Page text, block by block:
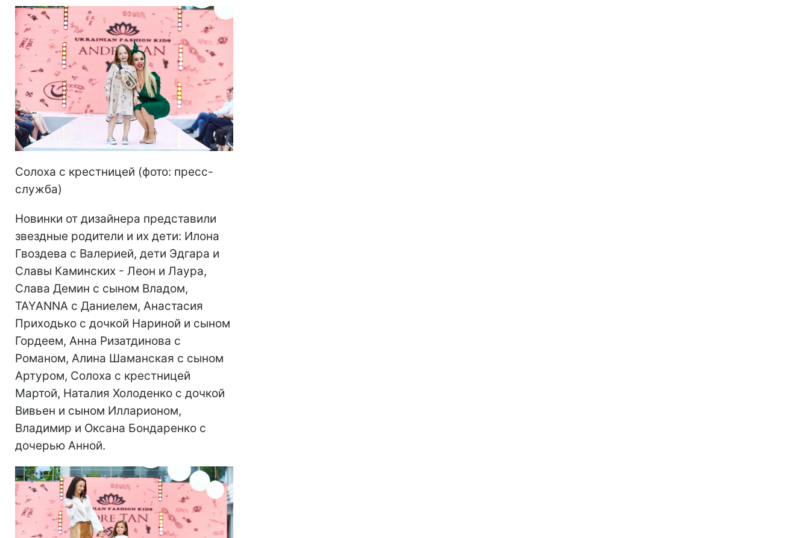
Солоха с крестницей (фото: пресс-
служба)
Новинки от дизайнера представили
звездные родители и их дети: Илона
Гвоздева с Валерией, дети Эдгара и
Славы Каминских - Леон и Лаура,
Слава Демин с сыном Владом,
TAYANNA с Даниелем, Анастасия
Приходько с дочкой Нариной и сыном
Гордеем, Анна Ризатдинова с
Романом, Алина Шаманская с сыном
Артуром, Солоха с крестницей
Мартой, Наталия Холоденко с дочкой
Вивьен и сыном Илларионом,
Владимир и Оксана Бондаренко с
дочерью Анной.